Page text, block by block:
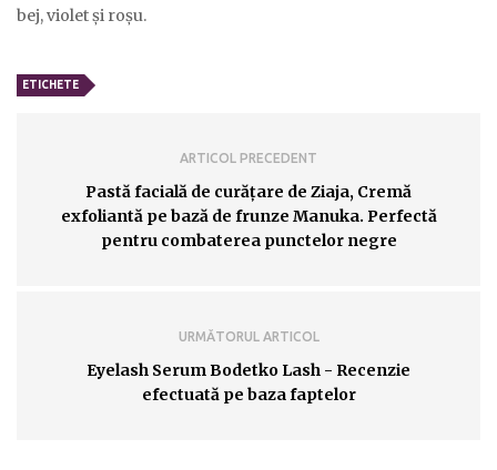
bej, violet şi roşu.
ETICHETE
ARTICOL PRECEDENT
Pastă facială de curăţare de Ziaja, Cremă
exfoliantă pe bază de frunze Manuka. Perfectă
pentru combaterea punctelor negre
URMĂTORUL ARTICOL
Eyelash Serum Bodetko Lash - Recenzie
efectuată pe baza faptelor